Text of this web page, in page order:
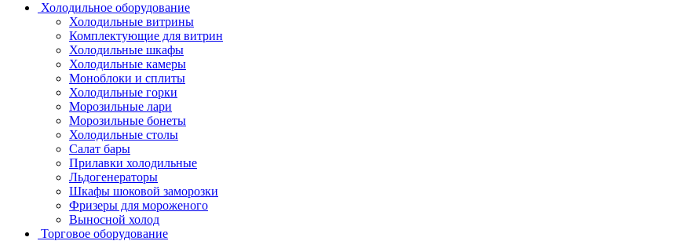
Холодильное оборудование
Холодильные витрины
Комплектующие для витрин
Холодильные шкафы
Холодильные камеры
Моноблоки и сплиты
Холодильные горки
Морозильные лари
Морозильные бонеты
Холодильные столы
Салат бары
Прилавки холодильные
Льдогенераторы
Шкафы шоковой заморозки
Фризеры для мороженого
Выносной холод
Торговое оборудование